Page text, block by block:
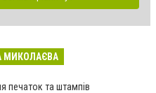
МИКОЛАЄВА
печаток та штампів